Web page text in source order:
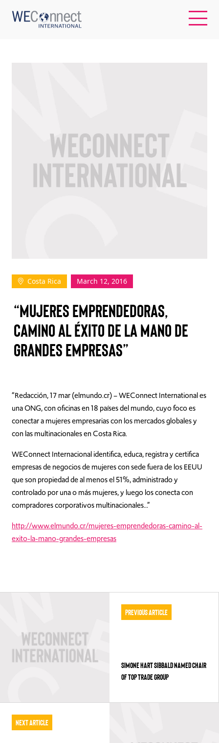
WOMEN-OWNED BUSINESSES
BUYER MEMBERSHIP
Log In
Join Us
Events
Donate
Costa Rica March 12, 2016
“MUJERES EMPRENDEDORAS,
CAMINO AL ÉXITO DE LA MANO DE
GRANDES EMPRESAS”
“Redacción, 17 mar (elmundo.cr) – WEConnect International es
una ONG, con oficinas en 18 países del mundo, cuyo foco es
conectar a mujeres empresarias con los mercados globales y
con las multinacionales en Costa Rica.
WEConnect Internacional identifica, educa, registra y certifica
empresas de negocios de mujeres con sede fuera de los EEUU
que son propiedad de al menos el 51%, administrado y
controlado por una o más mujeres, y luego los conecta con
compradores corporativos multinacionales…”
http://www.elmundo.cr/mujeres-emprendedoras-camino-al-
exito-la-mano-grandes-empresas
Previous Article
SIMONE HART SIBBALD NAMED CHAIR
OF TOP TRADE GROUP
Next Article